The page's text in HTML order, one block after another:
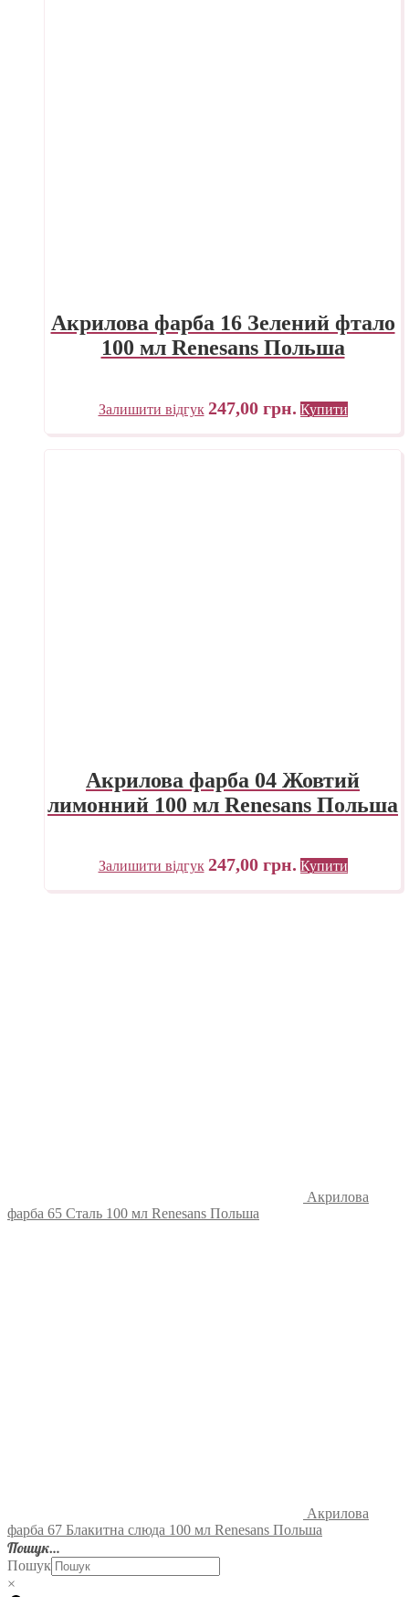
Акрилова фарба 16 Зелений фтало
100 мл Renesans Польша
Залишити відгук 247,00 грн. Купити
Акрилова фарба 04 Жовтий
лимонний 100 мл Renesans Польша
Залишити відгук 247,00 грн. Купити
Акрилова
фарба 65 Сталь 100 мл Renesans Польша
Акрилова
фарба 67 Блакитна слюда 100 мл Renesans Польша
Пошук…
Пошук
×